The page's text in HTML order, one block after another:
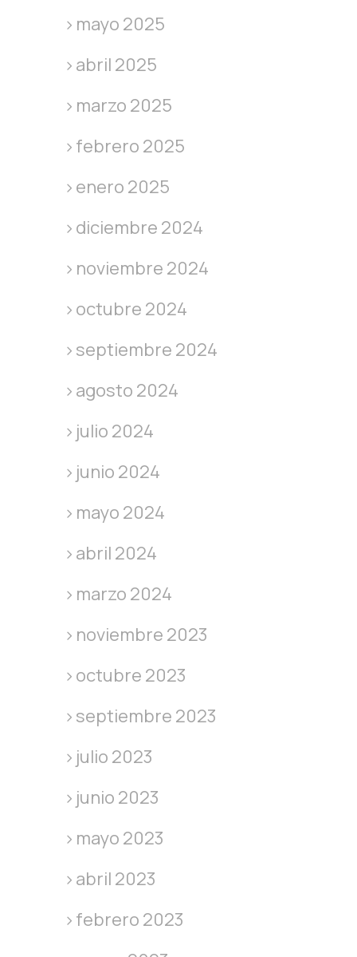
mayo 2025
abril 2025
marzo 2025
febrero 2025
enero 2025
diciembre 2024
noviembre 2024
octubre 2024
septiembre 2024
agosto 2024
julio 2024
junio 2024
mayo 2024
abril 2024
marzo 2024
noviembre 2023
octubre 2023
septiembre 2023
julio 2023
junio 2023
mayo 2023
abril 2023
febrero 2023